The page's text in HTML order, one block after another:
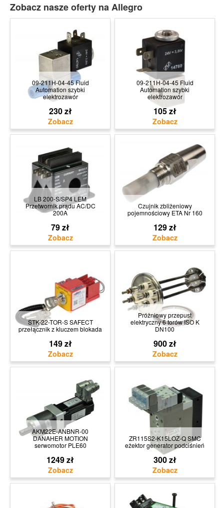
Zobacz nasze oferty na Allegro
09-211H-04-45 Fluid
Automation szybki
elektrozawór
230 zł
09-211H-04-45 Fluid
Automation szybki
elektrozawór
105 zł
LB 200-S/SP4 LEM
Przetwornik prądu AC/DC
200A
79 zł
Czujnik zbliżeniowy
pojemnościowy ETA Nr 160
129 zł
STK-22-TOR-S SAFECT
przełącznik z kluczem blokada
149 zł
Próżniowy przepust
elektryczny 6 torów ISO K
DN100
900 zł
AKM22E-ANBNR-00
DANAHER MOTION
serwomotor PLE60
1249 zł
ZR115S2-K15LOZ-Q SMC
eżektor generator podciśnień
300 zł